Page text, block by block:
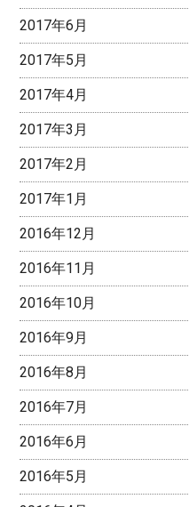
2017年6月
2017年5月
2017年4月
2017年3月
2017年2月
2017年1月
2016年12月
2016年11月
2016年10月
2016年9月
2016年8月
2016年7月
2016年6月
2016年5月